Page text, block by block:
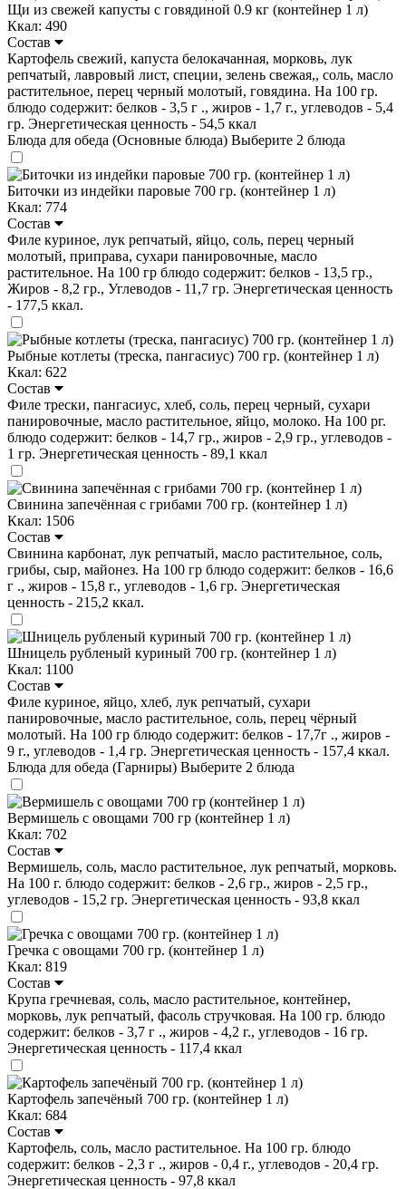
Щи из свежей капусты с говядиной 0.9 кг (контейнер 1 л)
Ккал: 490
Состав
Картофель свежий, капуста белокачанная, морковь, лук
репчатый, лавровый лист, специи, зелень свежая,, соль, масло
растительное, перец черный молотый, говядина. На 100 гр.
блюдо содержит: белков - 3,5 г ., жиров - 1,7 г., углеводов - 5,4
гр. Энергетическая ценность - 54,5 ккал
Блюда для обеда (Основные блюда) Выберите 2 блюда
Биточки из индейки паровые 700 гр. (контейнер 1 л)
Ккал: 774
Состав
Филе куриное, лук репчатый, яйцо, соль, перец черный
молотый, приправа, сухари панировочные, масло
растительное. На 100 гр блюдо содержит: белков - 13,5 гр.,
Жиров - 8,2 гр., Углеводов - 11,7 гр. Энергетическая ценность
- 177,5 ккал.
Рыбные котлеты (треска, пангасиус) 700 гр. (контейнер 1 л)
Ккал: 622
Состав
Филе трески, пангасиус, хлеб, соль, перец черный, сухари
панировочные, масло растительное, яйцо, молоко. На 100 рг.
блюдо содержит: белков - 14,7 гр., жиров - 2,9 гр., углеводов -
1 гр. Энергетическая ценность - 89,1 ккал
Свинина запечённая с грибами 700 гр. (контейнер 1 л)
Ккал: 1506
Состав
Свинина карбонат, лук репчатый, масло растительное, соль,
грибы, сыр, майонез. На 100 гр блюдо содержит: белков - 16,6
г ., жиров - 15,8 г., углеводов - 1,6 гр. Энергетическая
ценность - 215,2 ккал.
Шницель рубленый куриный 700 гр. (контейнер 1 л)
Ккал: 1100
Состав
Филе куриное, яйцо, хлеб, лук репчатый, сухари
панировочные, масло растительное, соль, перец чёрный
молотый. На 100 гр блюдо содержит: белков - 17,7г ., жиров -
9 г., углеводов - 1,4 гр. Энергетическая ценность - 157,4 ккал.
Блюда для обеда (Гарниры) Выберите 2 блюда
Вермишель с овощами 700 гр (контейнер 1 л)
Ккал: 702
Состав
Вермишель, соль, масло растительное, лук репчатый, морковь.
На 100 г. блюдо содержит: белков - 2,6 гр., жиров - 2,5 гр.,
углеводов - 15,2 гр. Энергетическая ценность - 93,8 ккал
Гречка с овощами 700 гр. (контейнер 1 л)
Ккал: 819
Состав
Крупа гречневая, соль, масло растительное, контейнер,
морковь, лук репчатый, фасоль стручковая. На 100 гр. блюдо
содержит: белков - 3,7 г ., жиров - 4,2 г., углеводов - 16 гр.
Энергетическая ценность - 117,4 ккал
Картофель запечёный 700 гр. (контейнер 1 л)
Ккал: 684
Состав
Картофель, соль, масло растительное. На 100 гр. блюдо
содержит: белков - 2,3 г ., жиров - 0,4 г., углеводов - 20,4 гр.
Энергетическая ценность - 97,8 ккал